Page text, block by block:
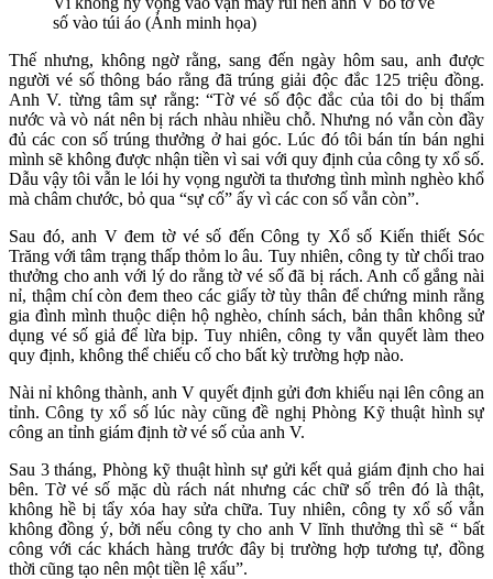
số vào túi áo (Ảnh minh họa)
Thế nhưng, không ngờ rằng, sang đến ngày hôm sau, anh được
người vé số thông báo rằng đã trúng giải độc đắc 125 triệu đồng.
Anh V. từng tâm sự rằng: “Tờ vé số độc đắc của tôi do bị thấm
nước và vò nát nên bị rách nhàu nhiều chỗ. Nhưng nó vẫn còn đầy
đủ các con số trúng thưởng ở hai góc. Lúc đó tôi bán tín bán nghi
mình sẽ không được nhận tiền vì sai với quy định của công ty xổ số.
Dẫu vậy tôi vẫn le lói hy vọng người ta thương tình mình nghèo khổ
mà châm chước, bỏ qua “sự cố” ấy vì các con số vẫn còn”.
Sau đó, anh V đem tờ vé số đến Công ty Xổ số Kiến thiết Sóc
Trăng với tâm trạng thấp thỏm lo âu. Tuy nhiên, công ty từ chối trao
thưởng cho anh với lý do rằng tờ vé số đã bị rách. Anh cố gắng nài
nỉ, thậm chí còn đem theo các giấy tờ tùy thân để chứng minh rằng
gia đình mình thuộc diện hộ nghèo, chính sách, bản thân không sử
dụng vé số giả để lừa bịp. Tuy nhiên, công ty vẫn quyết làm theo
quy định, không thể chiếu cố cho bất kỳ trường hợp nào.
Nài nỉ không thành, anh V quyết định gửi đơn khiếu nại lên công an
tỉnh. Công ty xổ số lúc này cũng đề nghị Phòng Kỹ thuật hình sự
công an tỉnh giám định tờ vé số của anh V.
Sau 3 tháng, Phòng kỹ thuật hình sự gửi kết quả giám định cho hai
bên. Tờ vé số mặc dù rách nát nhưng các chữ số trên đó là thật,
không hề bị tẩy xóa hay sửa chữa. Tuy nhiên, công ty xổ số vẫn
không đồng ý, bởi nếu công ty cho anh V lĩnh thưởng thì sẽ “ bất
công với các khách hàng trước đây bị trường hợp tương tự, đồng
thời cũng tạo nên một tiền lệ xấu”.